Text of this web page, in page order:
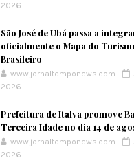
2026
São José de Ubá passa a
oficialmente o Mapa do
Brasileiro
www.jornaltemponews.com
2026
Prefeitura de Italva promove
Terceira Idade no dia 14 de
www.jornaltemponews.com
2026